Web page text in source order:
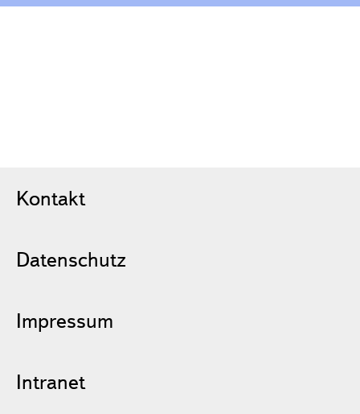
Kontakt
Datenschutz
Impressum
Intranet